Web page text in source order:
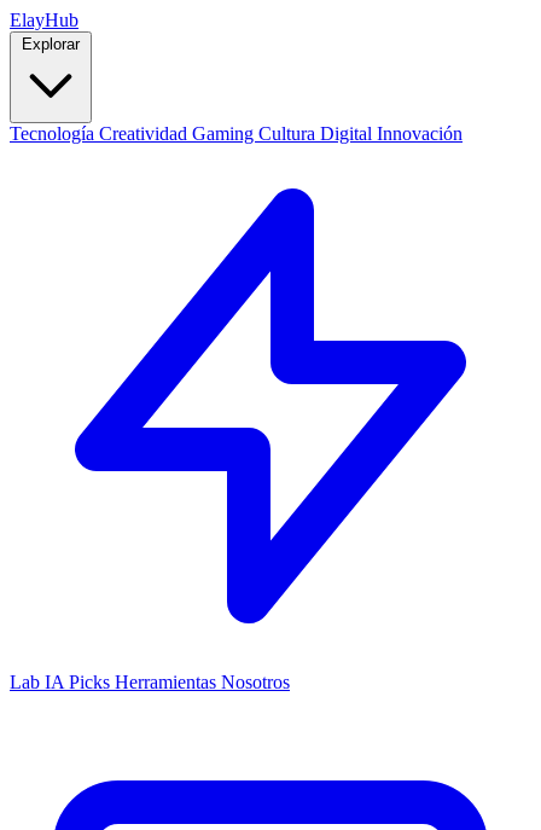
ElayHub
Explorar
Tecnología Creatividad Gaming Cultura Digital Innovación
Lab IA Picks Herramientas Nosotros